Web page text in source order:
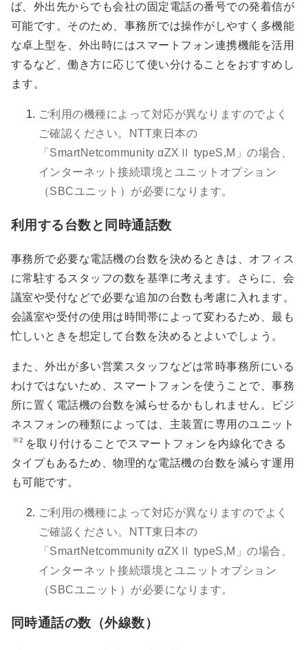
ば、外出先からでも会社の固定電話の番号での発着信が
可能です。そのため、事務所では操作がしやすく多機能
な卓上型を、外出時にはスマートフォン連携機能を活用
するなど、働き方に応じて使い分けることをおすすめし
ます。
ご利用の機種によって対応が異なりますのでよく
ご確認ください。NTT東日本の
「SmartNetcommunity αZXⅡ typeS,M」の場合、
インターネット接続環境とユニットオプション
（SBCユニット）が必要になります。
利用する台数と同時通話数
事務所で必要な電話機の台数を決めるときは、オフィス
に常駐するスタッフの数を基準に考えます。さらに、会
議室や受付などで必要な追加の台数も考慮に入れます。
会議室や受付の使用は時間帯によって変わるため、最も
忙しいときを想定して台数を決めるとよいでしょう。
また、外出が多い営業スタッフなどは常時事務所にいる
わけではないため、スマートフォンを使うことで、事務
所に置く電話機の台数を減らせるかもしれません。ビジ
ネスフォンの種類によっては、主装置に専用のユニット
※2 を取り付けることでスマートフォンを内線化できる
タイプもあるため、物理的な電話機の台数を減らす運用
も可能です。
ご利用の機種によって対応が異なりますのでよく
ご確認ください。NTT東日本の
「SmartNetcommunity αZXⅡ typeS,M」の場合、
インターネット接続環境とユニットオプション
（SBCユニット）が必要になります。
同時通話の数（外線数）